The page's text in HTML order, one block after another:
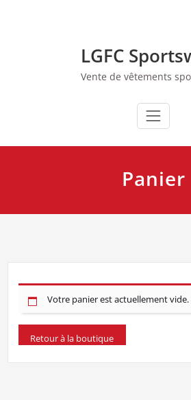
LGFC
Vente de vêtements
Panier
Votre panier est actuellement vide.
Retour à la boutique